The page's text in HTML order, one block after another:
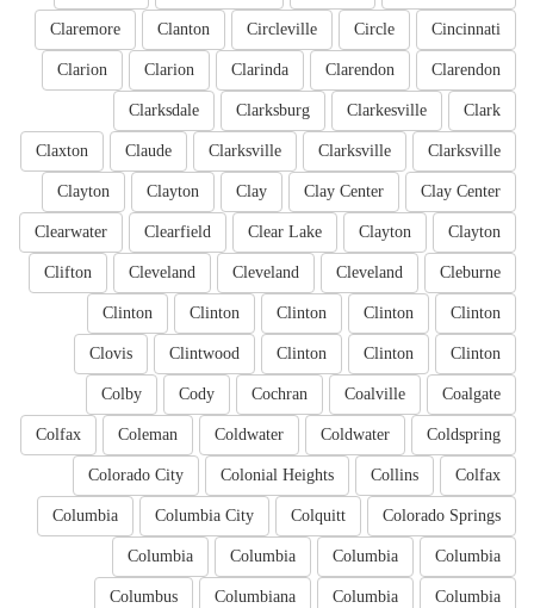
Cincinnati
Circle
Circleville
Clanton
Claremore
Clarendon
Clarendon
Clarinda
Clarion
Clarion
Clark
Clarkesville
Clarksburg
Clarksdale
Clarksville
Clarksville
Clarksville
Claude
Claxton
Clay Center
Clay Center
Clay
Clayton
Clayton
Clayton
Clayton
Clear Lake
Clearfield
Clearwater
Cleburne
Cleveland
Cleveland
Cleveland
Clifton
Clinton
Clinton
Clinton
Clinton
Clinton
Clinton
Clinton
Clinton
Clintwood
Clovis
Coalgate
Coalville
Cochran
Cody
Colby
Coldspring
Coldwater
Coldwater
Coleman
Colfax
Colfax
Collins
Colonial Heights
Colorado City
Colorado Springs
Colquitt
Columbia City
Columbia
Columbia
Columbia
Columbia
Columbia
Columbia
Columbia
Columbiana
Columbus